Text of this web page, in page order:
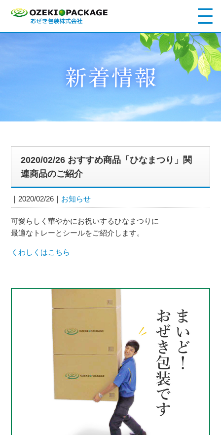
2020/02/26 おすすめ商品「ひなまつり」関
連商品のご紹介
2020/02/26 お知らせ
可愛らしく華やかにお祝いするひなまつりに
最適なトレーとシールをご紹介します。
くわしくはこちら